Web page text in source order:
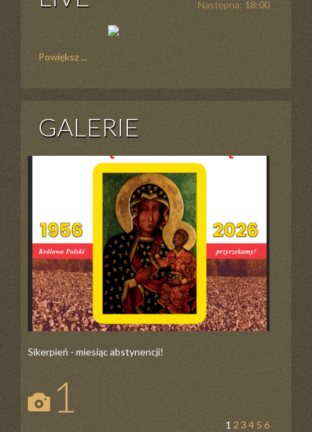
Następna: 18:00
Powiększ ...
GALERIE
Sikerpień - miesiąc abstynencji!
1
1 2 3 4 5 6